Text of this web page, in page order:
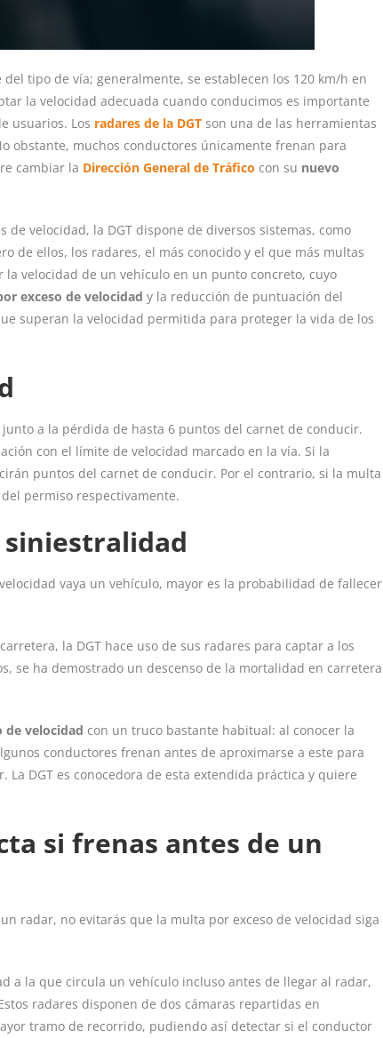
tipo de vía; generalmente, se establecen los 120 km/h en
la velocidad adecuada cuando conducimos es importante
usuarios. Los radares de la DGT son una de las herramientas
obstante, muchos conductores únicamente frenan para
cambiar la Dirección General de Tráfico con su nuevo
velocidad, la DGT dispone de diversos sistemas, como
de ellos, los radares, el más conocido y el que más multas
la velocidad de un vehículo en un punto concreto, cuyo
exceso de velocidad y la reducción de puntuación del
superan la velocidad permitida para proteger la vida de los
a la pérdida de hasta 6 puntos del carnet de conducir.
con el límite de velocidad marcado en la vía. Si la
puntos del carnet de conducir. Por el contrario, si la multa
permiso respectivamente.
siniestralidad
vaya un vehículo, mayor es la probabilidad de fallecer
la DGT hace uso de sus radares para captar a los
se ha demostrado un descenso de la mortalidad en carretera
de velocidad con un truco bastante habitual: al conocer la
conductores frenan antes de aproximarse a este para
DGT es conocedora de esta extendida práctica y quiere
si frenas antes de un
radar, no evitarás que la multa por exceso de velocidad siga
a la que circula un vehículo incluso antes de llegar al radar,
radares disponen de dos cámaras repartidas en
tramo de recorrido, pudiendo así detectar si el conductor